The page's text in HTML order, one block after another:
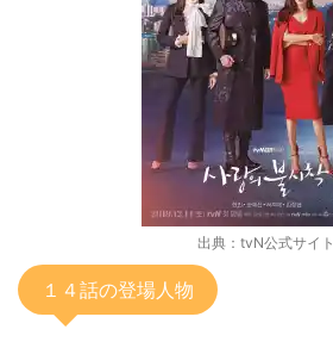
出典：tvN公式サイト
１４話の登場人物